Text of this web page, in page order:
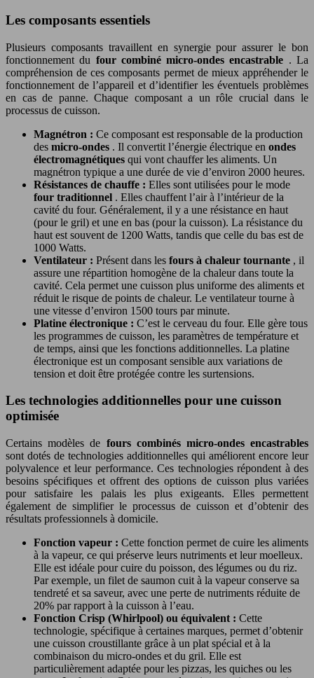
Les composants essentiels
Plusieurs composants travaillent en synergie pour assurer le bon
fonctionnement du four combiné micro-ondes encastrable . La
compréhension de ces composants permet de mieux appréhender le
fonctionnement de l’appareil et d’identifier les éventuels problèmes
en cas de panne. Chaque composant a un rôle crucial dans le
processus de cuisson.
Magnétron : Ce composant est responsable de la production
des micro-ondes . Il convertit l’énergie électrique en ondes
électromagnétiques qui vont chauffer les aliments. Un
magnétron typique a une durée de vie d’environ 2000 heures.
Résistances de chauffe : Elles sont utilisées pour le mode
four traditionnel . Elles chauffent l’air à l’intérieur de la
cavité du four. Généralement, il y a une résistance en haut
(pour le gril) et une en bas (pour la cuisson). La résistance du
haut est souvent de 1200 Watts, tandis que celle du bas est de
1000 Watts.
Ventilateur : Présent dans les fours à chaleur tournante , il
assure une répartition homogène de la chaleur dans toute la
cavité. Cela permet une cuisson plus uniforme des aliments et
réduit le risque de points de chaleur. Le ventilateur tourne à
une vitesse d’environ 1500 tours par minute.
Platine électronique : C’est le cerveau du four. Elle gère tous
les programmes de cuisson, les paramètres de température et
de temps, ainsi que les fonctions additionnelles. La platine
électronique est un composant sensible aux variations de
tension et doit être protégée contre les surtensions.
Les technologies additionnelles pour une cuisson
optimisée
Certains modèles de fours combinés micro-ondes encastrables
sont dotés de technologies additionnelles qui améliorent encore leur
polyvalence et leur performance. Ces technologies répondent à des
besoins spécifiques et offrent des options de cuisson plus variées
pour satisfaire les palais les plus exigeants. Elles permettent
également de simplifier le processus de cuisson et d’obtenir des
résultats professionnels à domicile.
Fonction vapeur : Cette fonction permet de cuire les aliments
à la vapeur, ce qui préserve leurs nutriments et leur moelleux.
Elle est idéale pour cuire du poisson, des légumes ou du riz.
Par exemple, un filet de saumon cuit à la vapeur conserve sa
tendreté et sa saveur, avec une perte de nutriments réduite de
20% par rapport à la cuisson à l’eau.
Fonction Crisp (Whirlpool) ou équivalent : Cette
technologie, spécifique à certaines marques, permet d’obtenir
une cuisson croustillante grâce à un plat spécial et à la
combinaison du micro-ondes et du gril. Elle est
particulièrement adaptée pour les pizzas, les quiches ou les